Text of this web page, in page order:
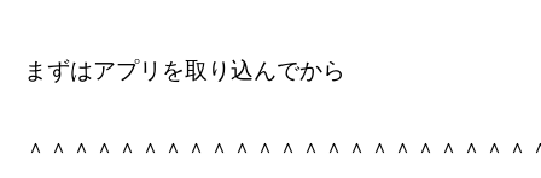
まずはアプリを取り込んでから
＾＾＾＾＾＾＾＾＾＾＾＾＾＾＾＾＾＾＾＾＾